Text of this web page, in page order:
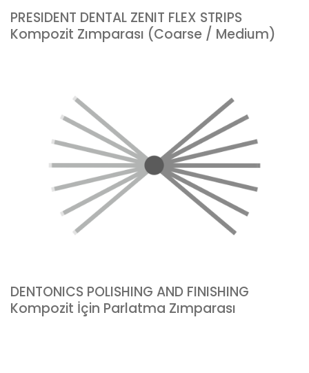
PRESIDENT DENTAL ZENIT FLEX STRIPS
Kompozit Zımparası (Coarse / Medium)
DENTONICS POLISHING AND FINISHING
Kompozit İçin Parlatma Zımparası